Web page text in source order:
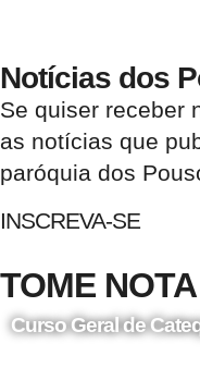
Notícias dos
Se quiser receber
as notícias que
paróquia dos
INSCREVA-SE
TOME NOTA
Curso Geral de